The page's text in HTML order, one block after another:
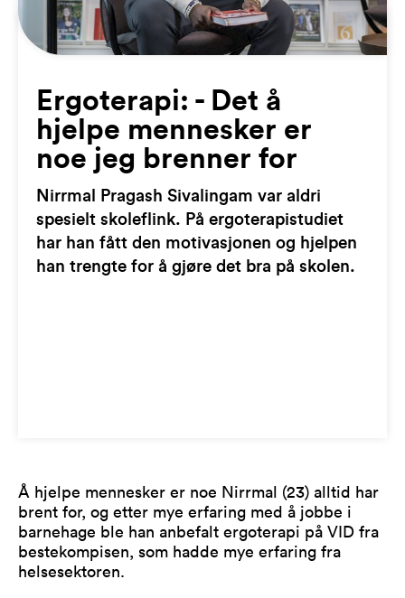
Ergoterapi: - Det å
hjelpe mennesker er
noe jeg brenner for
Nirrmal Pragash Sivalingam var aldri
spesielt skoleflink. På ergoterapistudiet
har han fått den motivasjonen og hjelpen
han trengte for å gjøre det bra på skolen.
Å hjelpe mennesker er noe Nirrmal (23) alltid har
brent for, og etter mye erfaring med å jobbe i
barnehage ble han anbefalt ergoterapi på VID fra
bestekompisen, som hadde mye erfaring fra
helsesektoren.